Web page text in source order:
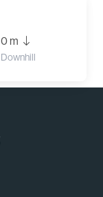
0 m
Downhill